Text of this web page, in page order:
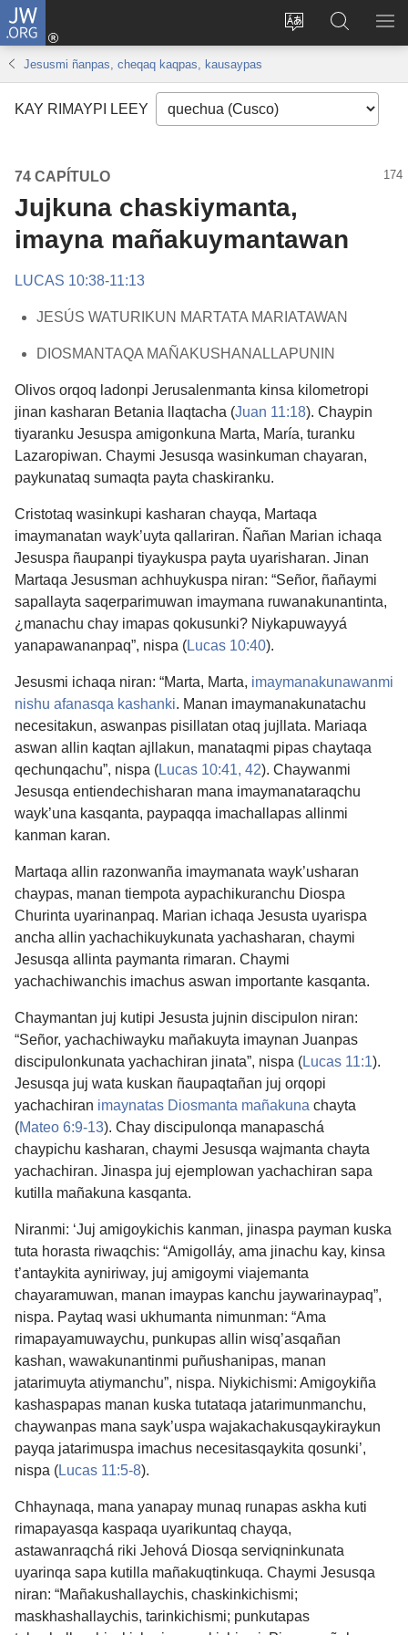
JW.ORG
Direccionpi
Sutiykiwan
jaykuy
nueva
ventana)
JW.ORG
Jesusmi ñanpas, cheqaq kaqpas, kausaypas
KAY RIMAYPI LEEY
74 CAPÍTULO
Jujkuna chaskiymanta,
imayna mañakuymantawan
LUCAS 10:38-11:13
JESÚS WATURIKUN MARTATA MARIATAWAN
DIOSMANTAQA MAÑAKUSHANALLAPUNIN
Olivos orqoq ladonpi Jerusalenmanta kinsa kilometropi
jinan kasharan Betania llaqtacha (Juan 11:18). Chaypin
tiyaranku Jesuspa amigonkuna Marta, María, turanku
Lazaropiwan. Chaymi Jesusqa wasinkuman chayaran,
paykunataq sumaqta payta chaskiranku.
Cristotaq wasinkupi kasharan chayqa, Martaqa
imaymanatan wayk’uyta qallariran. Ñañan Marian ichaqa
Jesuspa ñaupanpi tiyaykuspa payta uyarisharan. Jinan
Martaqa Jesusman achhuykuspa niran: “Señor, ñañaymi
sapallayta saqerparimuwan imaymana ruwanakunantinta,
¿manachu chay imapas qokusunki? Niykapuwayyá
yanapawananpaq”, nispa (Lucas 10:40).
Jesusmi ichaqa niran: “Marta, Marta, imaymanakunawanmi
nishu afanasqa kashanki. Manan imaymanakunatachu
necesitakun, aswanpas pisillatan otaq jujllata. Mariaqa
aswan allin kaqtan ajllakun, manataqmi pipas chaytaqa
qechunqachu”, nispa (Lucas 10:41, 42). Chaywanmi
Jesusqa entiendechisharan mana imaymanataraqchu
wayk’una kasqanta, paypaqqa imachallapas allinmi
kanman karan.
Martaqa allin razonwanña imaymanata wayk’usharan
chaypas, manan tiempota aypachikuranchu Diospa
Churinta uyarinanpaq. Marian ichaqa Jesusta uyarispa
ancha allin yachachikuykunata yachasharan, chaymi
Jesusqa allinta paymanta rimaran. Chaymi
yachachiwanchis imachus aswan importante kasqanta.
Chaymantan juj kutipi Jesusta jujnin discipulon niran:
“Señor, yachachiwayku mañakuyta imaynan Juanpas
discipulonkunata yachachiran jinata”, nispa (Lucas 11:1).
Jesusqa juj wata kuskan ñaupaqtañan juj orqopi
yachachiran imaynatas Diosmanta mañakuna chayta
(Mateo 6:9-13). Chay discipulonqa manapaschá
chaypichu kasharan, chaymi Jesusqa wajmanta chayta
yachachiran. Jinaspa juj ejemplowan yachachiran sapa
kutilla mañakuna kasqanta.
Niranmi: ‘Juj amigoykichis kanman, jinaspa payman kuska
tuta horasta riwaqchis: “Amigolláy, ama jinachu kay, kinsa
t’antaykita ayniriway, juj amigoymi viajemanta
chayaramuwan, manan imaypas kanchu jaywarinaypaq”,
nispa. Paytaq wasi ukhumanta nimunman: “Ama
rimapayamuwaychu, punkupas allin wisq’asqañan
kashan, wawakunantinmi puñushanipas, manan
jatarimuyta atiymanchu”, nispa. Niykichismi: Amigoykiña
kashaspapas manan kuska tutataqa jatarimunmanchu,
chaywanpas mana sayk’uspa wajakachakusqaykiraykun
payqa jatarimuspa imachus necesitasqaykita qosunki’,
nispa (Lucas 11:5-8).
Chhaynaqa, mana yanapay munaq runapas askha kuti
rimapayasqa kaspaqa uyarikuntaq chayqa,
astawanraqchá riki Jehová Diosqa serviqninkunata
uyarinqa sapa kutilla mañakuqtinkuqa. Chaymi Jesusqa
niran: “Mañakushallaychis, chaskinkichismi;
maskhashallaychis, tarinkichismi; punkutapas